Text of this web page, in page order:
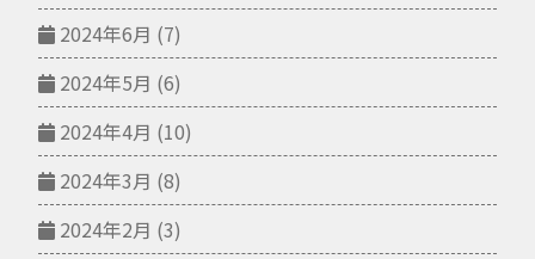
2024年6月 (7)
2024年5月 (6)
2024年4月 (10)
2024年3月 (8)
2024年2月 (3)